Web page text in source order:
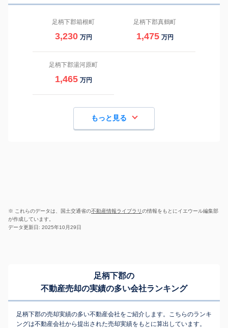
足柄下郡箱根町
3,230 万円
足柄下郡真鶴町
1,475 万円
足柄下郡湯河原町
1,465 万円
もっと見る
※ これらのデータは、国土交通省の不動産情報ライブラリの情報をもとにイエウール編集部
が作成しています。
データ更新日: 2025年10月29日
足柄下郡の
不動産売却の実績の多い会社ランキング
足柄下郡の売却実績の多い不動産会社をご紹介します。こちらのランキ
ングは不動産会社から提出された売却実績をもとに算出しています。